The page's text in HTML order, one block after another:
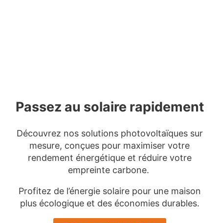
Passez au solaire rapidement
Découvrez nos solutions photovoltaïques sur
mesure, conçues pour maximiser votre
rendement énergétique et réduire votre
empreinte carbone.
Profitez de l’énergie solaire pour une maison
plus écologique et des économies durables.